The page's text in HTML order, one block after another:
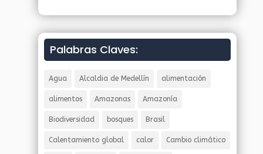
Palabras Claves:
Agua Alcaldia de Medellín alimentación
alimentos Amazonas Amazonía
Biodiversidad bosques Brasil
Calentamiento global calor Cambio climático